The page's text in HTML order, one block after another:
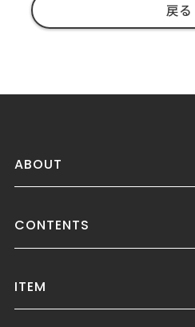
戻る
ABOUT
CONTENTS
ITEM